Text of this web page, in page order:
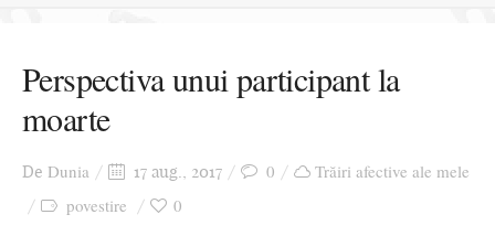
Zice Dunia
Cursuri povestite
Perspectiva unui participant la
moarte
De Dunia 17 aug., 2017 0
Trăiri afective ale mele
povestire
0